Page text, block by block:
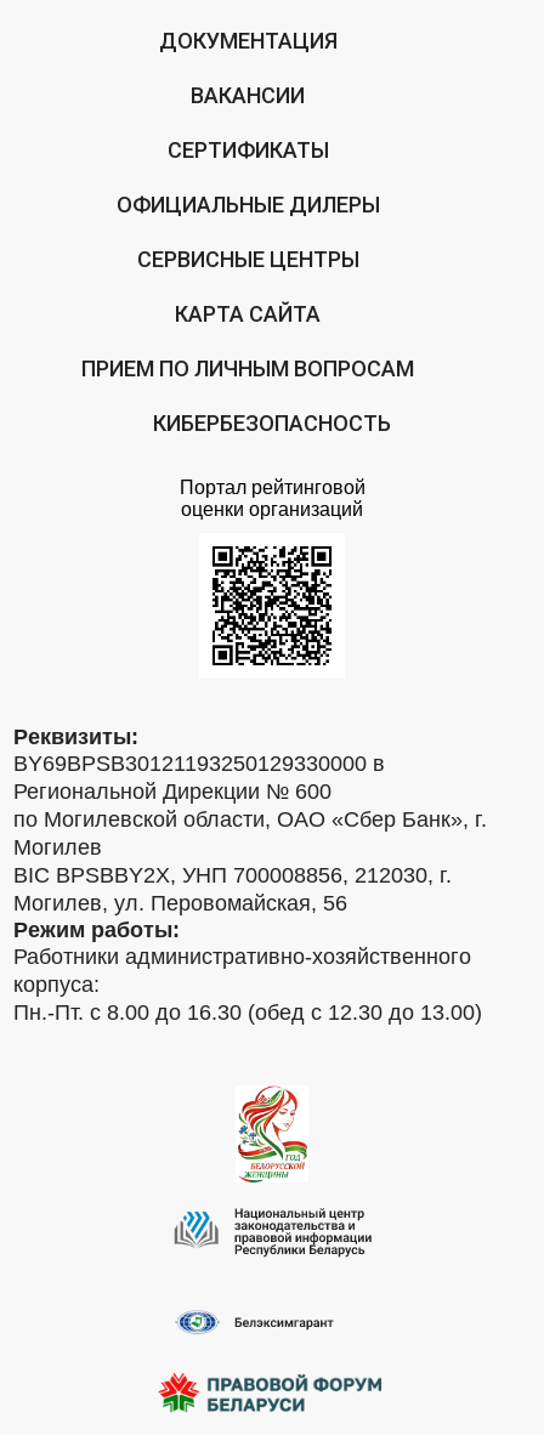
ДОКУМЕНТАЦИЯ
ВАКАНСИИ
СЕРТИФИКАТЫ
ОФИЦИАЛЬНЫЕ ДИЛЕРЫ
СЕРВИСНЫЕ ЦЕНТРЫ
КАРТА САЙТА
ПРИЕМ ПО ЛИЧНЫМ ВОПРОСАМ
КИБЕРБЕЗОПАСНОСТЬ
Портал рейтинговой
оценки организаций
Реквизиты:
BY69BPSB30121193250129330000 в
Региональной Дирекции № 600
по Могилевской области, ОАО «Сбер Банк», г.
Могилев
BIC BPSBBY2X, УНП 700008856, 212030, г.
Могилев, ул. Перовомайская, 56
Режим работы:
Работники административно-хозяйственного
корпуса:
Пн.-Пт. с 8.00 до 16.30 (обед с 12.30 до 13.00)